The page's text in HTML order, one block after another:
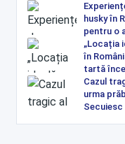
husky în
pentru o
„Locația
în
tartă
Cazul
urma